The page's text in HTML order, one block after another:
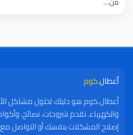
أعطال.كوم
أعطال.كوم هو دليلك لحلول مشاكل
والكهرباء. نقدم شروحات، نصائح،
إصلاح المشكلات بنفسك أو التواصل